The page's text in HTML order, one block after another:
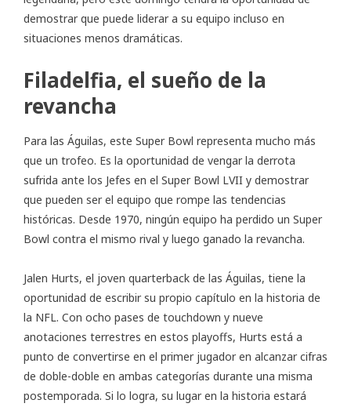
demostrar que puede liderar a su equipo incluso en
situaciones menos dramáticas.
Filadelfia, el sueño de la
revancha
Para las Águilas, este Super Bowl representa mucho más
que un trofeo. Es la oportunidad de vengar la derrota
sufrida ante los Jefes en el Super Bowl LVII y demostrar
que pueden ser el equipo que rompe las tendencias
históricas. Desde 1970, ningún equipo ha perdido un Super
Bowl contra el mismo rival y luego ganado la revancha.
Jalen Hurts, el joven quarterback de las Águilas, tiene la
oportunidad de escribir su propio capítulo en la historia de
la NFL. Con ocho pases de touchdown y nueve
anotaciones terrestres en estos playoffs, Hurts está a
punto de convertirse en el primer jugador en alcanzar cifras
de doble-doble en ambas categorías durante una misma
postemporada. Si lo logra, su lugar en la historia estará